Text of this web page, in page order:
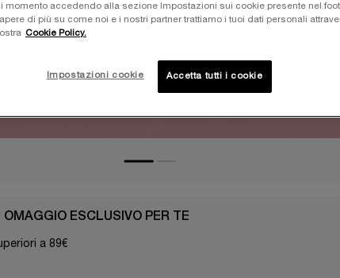
OMAGGIO ESCLUSIVO PER TE
a 89€
momento accedendo alla sezione Impostazioni sui cookie presente nel
di più su come noi e i nostri partner trattiamo i tuoi dati personali
Cookie Policy.
Impostazioni cookie Accetta tutti i cookie